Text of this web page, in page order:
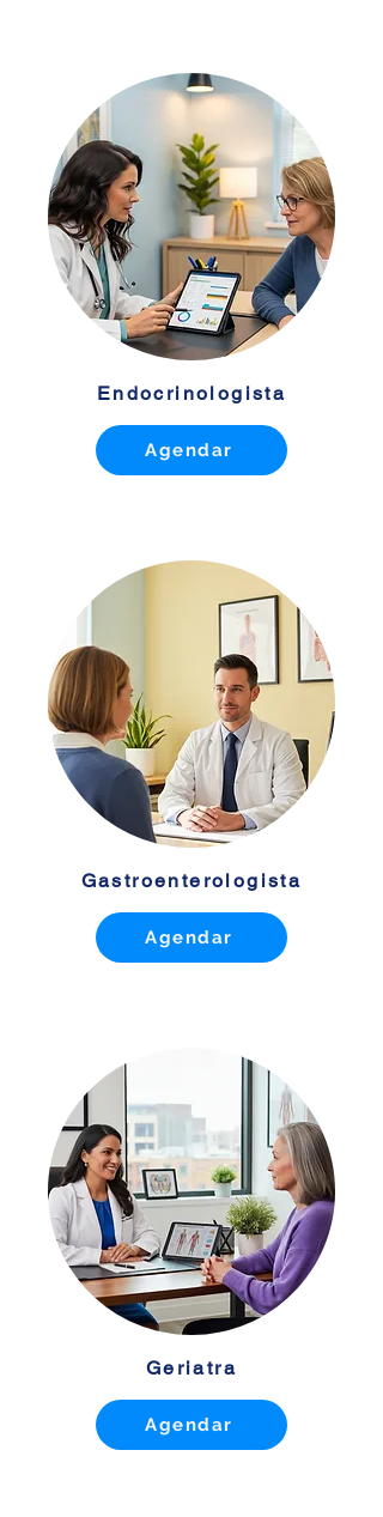
Endocrinologista
Agendar
Gastroenterologista
Agendar
Geriatra
Agendar